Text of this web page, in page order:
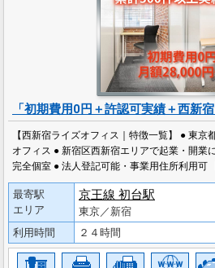
「初期費用0円＋許認可実績＋西新
【西新宿ライズオフィス｜特徴一覧】 ● 東
オフィス ● 新宿区西新宿エリアで起業・開業
完全個室 ● 法人登記可能・事業用住所利用可
最寄駅
エリア
京王線 初台駅
東京／新宿
利用時間
２４時間